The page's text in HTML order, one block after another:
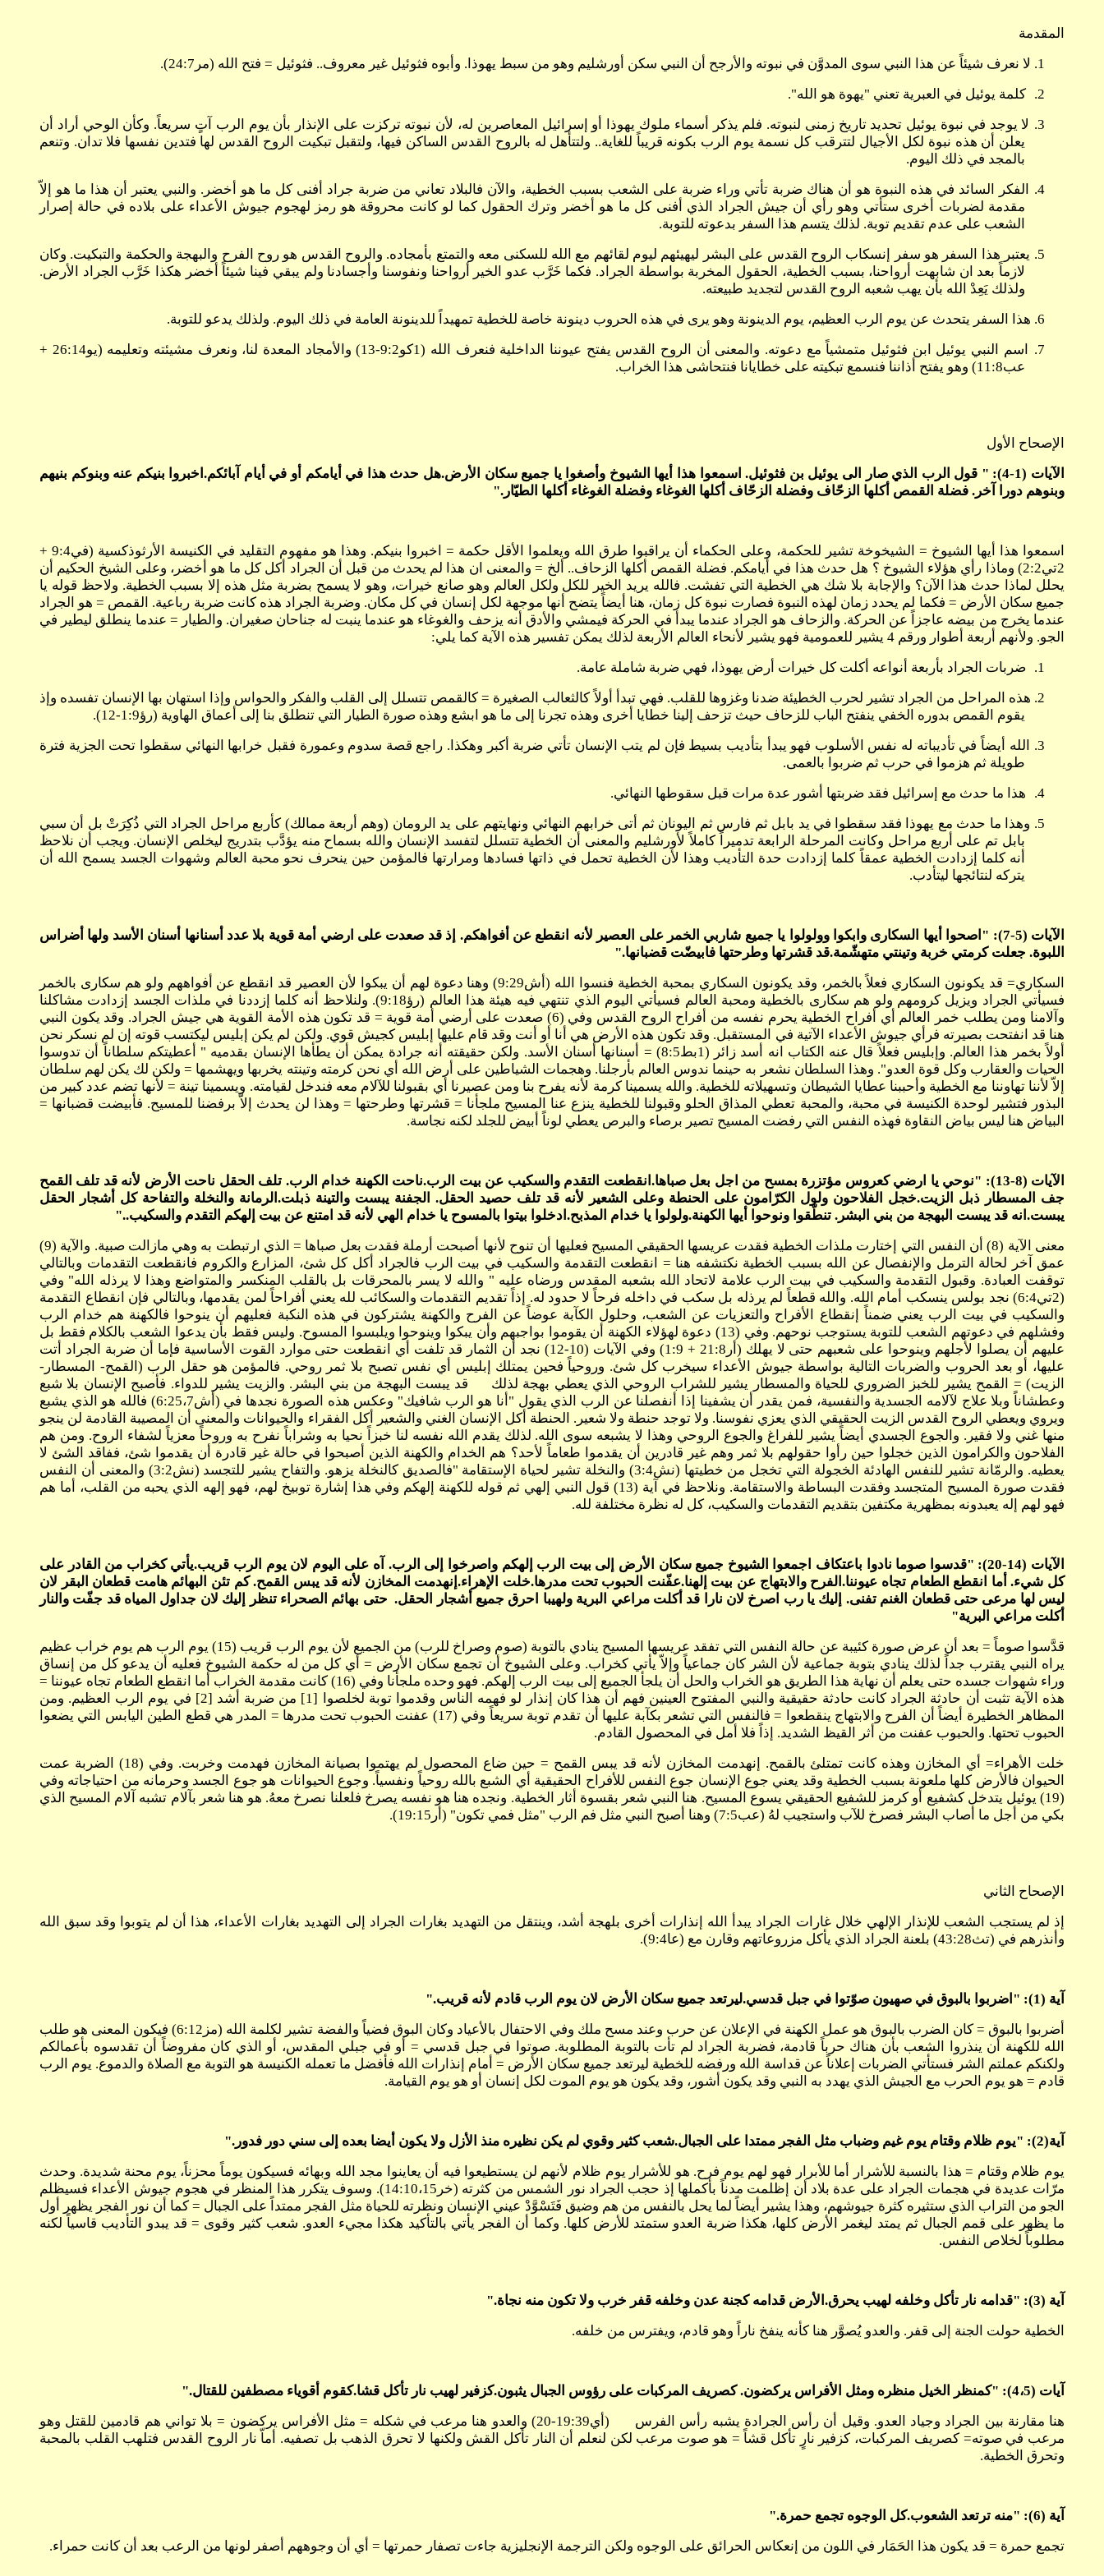
المقدمة
1. لا نعرف شيئاً عن هذا النبي سوى المدوَّن في نبوته والأرجح أن النبي سكن أورشليم وهو من سبط يهوذا. وأبوه فثوئيل غير معروف.. فثوئيل = فتح الله (مر24:7).
2.
كلمة يوئيل في العبرية تعني "يهوة هو الله".
3.
لا يوجد في نبوة يوئيل تحديد تاريخ زمنى لنبوته. فلم يذكر أسماء ملوك يهوذا أو إسرائيل المعاصرين له، لأن نبوته تركزت على الإنذار بأن يوم الرب آتٍ سريعاً. وكأن الوحي أراد أن
يعلن أن هذه نبوة لكل الأجيال لتترقب كل نسمة يوم الرب بكونه قريباً للغاية.. ولتتأهل له بالروح القدس الساكن فيها، ولتقبل تبكيت الروح القدس لها فتدين نفسها فلا تدان. وتنعم
بالمجد في ذلك اليوم.
4.
الفكر السائد في هذه النبوة هو أن هناك ضربة تأتي وراء ضربة على الشعب بسبب الخطية، والآن فالبلاد تعاني من ضربة جراد أفنى كل ما هو أخضر. والنبي يعتبر أن هذا ما هو إلاّ
مقدمة لضربات أخرى ستأتي وهو رأي أن جيش الجراد الذي أفنى كل ما هو أخضر وترك الحقول كما لو كانت محروقة هو رمز لهجوم جيوش الأعداء على بلاده في حالة إصرار
الشعب على عدم تقديم توبة. لذلك يتسم هذا السفر بدعوته للتوبة.
5. يعتبر هذا السفر هو سفر إنسكاب الروح القدس على البشر ليهيئهم ليوم لقائهم مع الله للسكنى معه والتمتع بأمجاده. والروح القدس هو روح الفرح والبهجة والحكمة والتبكيت. وكان
لازماً بعد ان شابهت أرواحنا، بسبب الخطية، الحقول المخربة بواسطة الجراد. فكما خَرَّب عدو الخير أرواحنا ونفوسنا وأجسادنا ولم يبقي فينا شيئاً أخضر هكذا خَرَّب الجراد الأرض.
ولذلك يَعِدْ الله بأن يهب شعبه الروح القدس لتجديد طبيعته.
6. هذا السفر يتحدث عن يوم الرب العظيم، يوم الدينونة وهو يرى في هذه الحروب دينونة خاصة للخطية تمهيداً للدينونة العامة في ذلك اليوم. ولذلك يدعو للتوبة.
7.
اسم النبي يوئيل ابن فثوئيل متمشياً مع دعوته. والمعنى أن الروح القدس يفتح عيوننا الداخلية فنعرف الله (1كو9:2-13) والأمجاد المعدة لنا، ونعرف مشيئته وتعليمه (يو26:14 +
عب11:8) وهو يفتح أذاننا فنسمع تبكيته على خطايانا فنتحاشى هذا الخراب.
الإصحاح الأول
الآيات (1-4): "
قول الرب الذي صار الى يوئيل بن فثوئيل. اسمعوا هذا أيها الشيوخ وأصغوا يا جميع سكان الأرض.هل حدث هذا في أيامكم أو في أيام آبائكم.اخبروا بنيكم عنه وبنوكم بنيهم
وبنوهم دورا آخر. فضلة القمص أكلها الزحّاف وفضلة الزحّاف أكلها الغوغاء وفضلة الغوغاء أكلها الطيّار."
اسمعوا هذا أيها الشيوخ = الشيخوخة تشير للحكمة، وعلى الحكماء أن يراقبوا طرق الله ويعلموا الأقل حكمة = اخبروا بنيكم. وهذا هو مفهوم التقليد في الكنيسة الأرثوذكسية (في9:4 +
2تي2:2) وماذا رأي هؤلاء الشيوخ ؟ هل حدث هذا في أيامكم. فضلة القمص أكلها الزحاف.. ألخ = والمعنى ان هذا لم يحدث من قبل أن الجراد أكل كل ما هو أخضر، وعلى الشيخ الحكيم أن
يحلل لماذا حدث هذا الآن؟ والإجابة بلا شك هي الخطية التي تفشت. فالله يريد الخير للكل ولكل العالم وهو صانع خيرات، وهو لا يسمح بضربة مثل هذه إلا بسبب الخطية. ولاحظ قوله يا
جميع سكان الأرض = فكما لم يحدد زمان لهذه النبوة فصارت نبوة كل زمان، هنا أيضاً يتضح أنها موجهة لكل إنسان في كل مكان. وضربة الجراد هذه كانت ضربة رباعية. القمص = هو الجراد
عندما يخرج من بيضه عاجزاً عن الحركة. والزحاف هو الجراد عندما يبدأ في الحركة فيمشي والأدق أنه يزحف والغوغاء هو عندما ينبت له جناحان صغيران. والطيار = عندما ينطلق ليطير في
الجو. ولأنهم أربعة أطوار ورقم 4 يشير للعمومية فهو يشير لأنحاء العالم الأربعة لذلك يمكن تفسير هذه الآية كما يلي:
1.
ضربات الجراد بأربعة أنواعه أكلت كل خيرات أرض يهوذا، فهي ضربة شاملة عامة.
2. هذه المراحل من الجراد تشير لحرب الخطيئة ضدنا وغزوها للقلب. فهي تبدأ أولاً كالثعالب الصغيرة = كالقمص تتسلل إلى القلب والفكر والحواس وإذا استهان بها الإنسان تفسده وإذ
يقوم القمص بدوره الخفي ينفتح الباب للزحاف حيث تزحف إلينا خطايا أخرى وهذه تجرنا إلى ما هو ابشع وهذه صورة الطيار التي تنطلق بنا إلى أعماق الهاوية (رؤ1:9-12).
3.
الله أيضاً في تأديباته له نفس الأسلوب فهو يبدأ بتأديب بسيط فإن لم يتب الإنسان تأتي ضربة أكبر وهكذا. راجع قصة سدوم وعمورة فقبل خرابها النهائي سقطوا تحت الجزية فترة
طويلة ثم هزموا في حرب ثم ضربوا بالعمى.
4.
هذا ما حدث مع إسرائيل فقد ضربتها أشور عدة مرات قبل سقوطها النهائي.
5. وهذا ما حدث مع يهوذا فقد سقطوا في يد بابل ثم فارس ثم اليونان ثم أتى خرابهم النهائي ونهايتهم على يد الرومان (وهم أربعة ممالك) كأربع مراحل الجراد التي ذُكِرَتْ بل أن سبي
بابل تم على أربع مراحل وكانت المرحلة الرابعة تدميراً كاملاً لأورشليم والمعنى أن الخطية تتسلل لتفسد الإنسان والله بسماح منه يؤدَّب بتدريج ليخلص الإنسان. ويجب أن نلاحظ
أنه كلما إزدادت الخطية عمقاً كلما إزدادت حدة التأديب وهذا لأن الخطية تحمل في ذاتها فسادها ومرارتها فالمؤمن حين ينحرف نحو محبة العالم وشهوات الجسد يسمح الله أن
يتركه لنتائجها ليتأدب.
الآيات (5-7): "اصحوا أيها السكارى وابكوا وولولوا يا جميع شاربي الخمر على العصير لأنه انقطع عن أفواهكم. إذ قد صعدت على ارضي أمة قوية بلا عدد أسنانها أسنان الأسد ولها أضراس
اللبوة. جعلت كرمتي خربة وتينتي متهشّمة.قد قشرتها وطرحتها فابيضّت قضبانها."
السكاري= قد يكونون السكاري فعلاً بالخمر، وقد يكونون السكاري بمحبة الخطية فنسوا الله (أش9:29) وهنا دعوة لهم أن يبكوا لأن العصير قد انقطع عن أفواههم ولو هم سكارى بالخمر
فسيأتي الجراد ويزيل كرومهم ولو هم سكارى بالخطية ومحبة العالم فسيأتي اليوم الذي تنتهي فيه هيئة هذا العالم (رؤ9:18). ولنلاحظ أنه كلما إزددنا في ملذات الجسد إزدادت مشاكلنا
وآلامنا ومن يطلب خمر العالم أي أفراح الخطية يحرم نفسه من أفراح الروح القدس وفي (6) صعدت على أرضي أمة قوية = قد تكون هذه الأمة القوية هي جيش الجراد. وقد يكون النبي
هنا قد انفتحت بصيرته فرأي جيوش الأعداء الآتية في المستقبل. وقد تكون هذه الأرض هي أنا أو أنت وقد قام عليها إبليس كجيش قوي. ولكن لم يكن إبليس ليكتسب قوته إن لم نسكر نحن
أولاً بخمر هذا العالم. وإبليس فعلاً قال عنه الكتاب انه أسد زائر (1بط8:5) = أسنانها أسنان الأسد. ولكن حقيقته أنه جرادة يمكن أن يطأها الإنسان بقدميه " أعطيتكم سلطاناً أن تدوسوا
الحيات والعقارب وكل قوة العدو". وهذا السلطان نشعر به حينما ندوس العالم بأرجلنا. وهجمات الشياطين على أرض الله أي نحن كرمته وتينته يخربها ويهشمها = ولكن لك يكن لهم سلطان
إلاّ لأننا تهاوننا مع الخطية وأحببنا عطايا الشيطان وتسهيلاته للخطية. والله يسمينا كرمة لأنه يفرح بنا ومن عصيرنا أي بقبولنا للآلام معه فندخل لقيامته. ويسمينا تينة = لأنها تضم عدد كبير من
البذور فتشير لوحدة الكنيسة في محبة، والمحبة تعطي المذاق الحلو وقبولنا للخطية ينزع عنا المسيح ملجأنا = قشرتها وطرحتها = وهذا لن يحدث إلاّ برفضنا للمسيح. فأبيضت قضبانها =
البياض هنا ليس بياض النقاوة فهذه النفس التي رفضت المسيح تصير برصاء والبرص يعطي لوناً أبيض للجلد لكنه نجاسة.
الآيات (8-13): "نوحي يا ارضي كعروس مؤتزرة بمسح من اجل بعل صباها.انقطعت التقدم والسكيب عن بيت الرب.ناحت الكهنة خدام الرب. تلف الحقل ناحت الأرض لأنه قد تلف القمح
جف المسطار ذبل الزيت.خجل الفلاحون ولول الكرّامون على الحنطة وعلى الشعير لأنه قد تلف حصيد الحقل. الجفنة يبست والتينة ذبلت.الرمانة والنخلة والتفاحة كل أشجار الحقل
يبست.انه قد يبست البهجة من بني البشر. تنطّقوا ونوحوا أيها الكهنة.ولولوا يا خدام المذبح.ادخلوا بيتوا بالمسوح يا خدام الهي لأنه قد امتنع عن بيت إلهكم التقدم والسكيب.."
معنى الآية (8) أن النفس التي إختارت ملذات الخطية فقدت عريسها الحقيقي المسيح فعليها أن تنوح لأنها أصبحت أرملة فقدت بعل صباها = الذي ارتبطت به وهي مازالت صبية. والآية (9)
عمق آخر لحالة الترمل والإنفصال عن الله بسبب الخطية نكتشفه هنا = انقطعت التقدمة والسكيب في بيت الرب فالجراد أكل كل شئ، المزارع والكروم فانقطعت التقدمات وبالتالي
توقفت العبادة. وقبول التقدمة والسكيب في بيت الرب علامة لاتحاد الله بشعبه المقدس ورضاه عليه " والله لا يسر بالمحرقات بل بالقلب المنكسر والمتواضع وهذا لا يرذله الله" وفي
(2تي6:4) نجد بولس ينسكب أمام الله. والله قطعاً لم يرذله بل سكب في داخله فرحاً لا حدود له. إذاً تقديم التقدمات والسكائب لله يعني أفراحاً لمن يقدمها، وبالتالي فإن انقطاع التقدمة
والسكيب في بيت الرب يعني ضمناً إنقطاع الأفراح والتعزيات عن الشعب، وحلول الكآبة عوضاً عن الفرح والكهنة يشتركون في هذه النكبة فعليهم أن ينوحوا فالكهنة هم خدام الرب
وفشلهم في دعوتهم الشعب للتوبة يستوجب نوحهم. وفي (13) دعوة لهؤلاء الكهنة أن يقوموا بواجبهم وأن يبكوا وينوحوا ويلبسوا المسوح. وليس فقط بأن يدعوا الشعب بالكلام فقط بل
عليهم أن يصلوا لأجلهم وينوحوا على شعبهم حتى لا يهلك (أر21:8 + 1:9) وفي الآيات (10-12) نجد أن الثمار قد تلفت أي انقطعت حتى موارد القوت الأساسية فإما أن ضربة الجراد أتت
عليها، أو بعد الحروب والضربات التالية بواسطة جيوش الأعداء سيخرب كل شئ. وروحياً فحين يمتلك إبليس أي نفس تصبح بلا ثمر روحي. فالمؤمن هو حقل الرب (القمح- المسطار-
الزيت) = القمح يشير للخبز الضروري للحياة والمسطار يشير للشراب الروحي الذي يعطي بهجة لذلك قد يبست البهجة من بني البشر. والزيت يشير للدواء. فأصبح الإنسان بلا شبع
وعطشاناً وبلا علاج لآلامه الجسدية والنفسية، فمن يقدر أن يشفينا إذا أنفصلنا عن الرب الذي يقول "أنا هو الرب شافيك" وعكس هذه الصورة نجدها في (أش6:25،7) فالله هو الذي يشبع
ويروي ويعطي الروح القدس الزيت الحقيقي الذي يعزي نفوسنا. ولا توجد حنطة ولا شعير. الحنطة أكل الإنسان الغني والشعير أكل الفقراء والحيوانات والمعنى أن المصيبة القادمة لن ينجو
منها غني ولا فقير. والجوع الجسدي أيضاً يشير للفراغ والجوع الروحي وهذا لا يشبعه سوى الله. لذلك يقدم الله نفسه لنا خبزاً نحيا به وشراباً نفرح به وروحاً معزياً لشفاء الروح. ومن هم
الفلاحون والكرامون الذين خجلوا حين رأوا حقولهم بلا ثمر وهم غير قادرين أن يقدموا طعاماً لأحد؟ هم الخدام والكهنة الذين أصبحوا في حالة غير قادرة أن يقدموا شئ، ففاقد الشئ لا
يعطيه. والرمّانة تشير للنفس الهادئة الخجولة التي تخجل من خطيتها (نش3:4) والنخلة تشير لحياة الإستقامة "فالصديق كالنخلة يزهو. والتفاح يشير للتجسد (نش3:2) والمعنى أن النفس
فقدت صورة المسيح المتجسد وفقدت البساطة والاستقامة. ونلاحظ في آية (13) قول النبي إلهي ثم قوله للكهنة إلهكم وفي هذا إشارة توبيخ لهم، فهو إلهه الذي يحبه من القلب، أما هم
فهو لهم إله يعبدونه بمظهرية مكتفين بتقديم التقدمات والسكيب، كل له نظرة مختلفة لله.
الآيات (14-20): "قدسوا صوما نادوا باعتكاف اجمعوا الشيوخ جميع سكان الأرض إلى بيت الرب إلهكم واصرخوا إلى الرب. آه على اليوم لان يوم الرب قريب.يأتي كخراب من القادر على
كل شيء. أما انقطع الطعام تجاه عيوننا.الفرح والابتهاج عن بيت إلهنا.عفّنت الحبوب تحت مدرها.خلت الإهراء.إنهدمت المخازن لأنه قد يبس القمح. كم تئن البهائم هامت قطعان البقر لان
ليس لها مرعى حتى قطعان الغنم تفنى. إليك يا رب اصرخ لان نارا قد أكلت مراعي البرية ولهيبا احرق جميع أشجار الحقل. حتى بهائم الصحراء تنظر إليك لان جداول المياه قد جفّت والنار
أكلت مراعي البرية"
قدَّسوا صوماً = بعد أن عرض صورة كئيبة عن حالة النفس التي تفقد عريسها المسيح ينادي بالتوبة (صوم وصراخ للرب) من الجميع لأن يوم الرب قريب (15) يوم الرب هم يوم خراب عظيم
يراه النبي يقترب جداً لذلك ينادي بتوبة جماعية لأن الشر كان جماعياً وإلاّ يأتي كخراب. وعلى الشيوخ أن تجمع سكان الأرض = أي كل من له حكمة الشيوخ فعليه أن يدعو كل من إنساق
وراء شهوات جسده حتى يعلم أن نهاية هذا الطريق هو الخراب والحل أن يلجأ الجميع إلى بيت الرب إلهكم. فهو وحده ملجأنا وفي (16) كانت مقدمة الخراب أما انقطع الطعام تجاه عيوننا =
هذه الآية تثبت أن حادثة الجراد كانت حادثة حقيقية والنبي المفتوح العينين فهم أن هذا كان إنذار لو فهمه الناس وقدموا توبة لخلصوا [1] من ضربة أشد [2] في يوم الرب العظيم. ومن
المظاهر الخطيرة أيضاً أن الفرح والابتهاج ينقطعوا = فالنفس التي تشعر بكآبة عليها أن تقدم توبة سريعاً وفي (17) عفنت الحبوب تحت مدرها = المدر هي قطع الطين اليابس التي يضعوا
الحبوب تحتها. والحبوب عفنت من أثر القيظ الشديد. إذاً فلا أمل في المحصول القادم.
خلت الأهراء= أي المخازن وهذه كانت تمتلئ بالقمح. إنهدمت المخازن لأنه قد يبس القمح = حين ضاع المحصول لم يهتموا بصيانة المخازن فهدمت وخربت. وفي (18) الضربة عمت
الحيوان فالأرض كلها ملعونة بسبب الخطية وقد يعني جوع الإنسان جوع النفس للأفراح الحقيقية أي الشبع بالله روحياً ونفسياً. وجوع الحيوانات هو جوع الجسد وحرمانه من احتياجاته وفي
(19) يوئيل يتدخل كشفيع أو كرمز للشفيع الحقيقي يسوع المسيح. هنا النبي شعر بقسوة أثار الخطية. ونجده هنا هو نفسه يصرخ فلعلنا نصرخ معهُ. هو هنا شعر بآلام تشبه آلام المسيح الذي
بكي من أجل ما أصاب البشر فصرخ للآب واستجيب لهُ (عب7:5) وهنا أصبح النبي مثل فم الرب "مثل فمي تكون" (أر19:15).
الإصحاح الثاني
إذ لم يستجب الشعب للإنذار الإلهي خلال غارات الجراد يبدأ الله إنذارات أخرى بلهجة أشد، وينتقل من التهديد بغارات الجراد إلى التهديد بغارات الأعداء، هذا أن لم يتوبوا وقد سبق الله
وأنذرهم في (تث43:28) بلعنة الجراد الذي يأكل مزروعاتهم وقارن مع (عا9:4).
آية (1): "اضربوا بالبوق في صهيون صوّتوا في جبل قدسي.ليرتعد جميع سكان الأرض لان يوم الرب قادم لأنه قريب."
أضربوا بالبوق = كان الضرب بالبوق هو عمل الكهنة في الإعلان عن حرب وعند مسح ملك وفي الاحتفال بالأعياد وكان البوق فضياً والفضة تشير لكلمة الله (مز6:12) فيكون المعنى هو طلب
الله للكهنة أن ينذروا الشعب بأن هناك حرباً قادمة، فضربة الجراد لم تأت بالتوبة المطلوبة. صوتوا في جبل قدسي = أو في جبلي المقدس، أو الذي كان مفروضاً أن تقدسوه بأعمالكم
ولكنكم عملتم الشر فستأتي الضربات إعلاناً عن قداسة الله ورفضه للخطية ليرتعد جميع سكان الأرض = أمام إنذارات الله فأفضل ما تعمله الكنيسة هو التوبة مع الصلاة والدموع. يوم الرب
قادم = هو يوم الحرب مع الجيش الذي يهدد به النبي وقد يكون أشور، وقد يكون هو يوم الموت لكل إنسان أو هو يوم القيامة.
آية(2): "يوم ظلام وقتام يوم غيم وضباب مثل الفجر ممتدا على الجبال.شعب كثير وقوي لم يكن نظيره منذ الأزل ولا يكون أيضا بعده إلى سني دور فدور."
يوم ظلام وقتام = هذا بالنسبة للأشرار أما للأبرار فهو لهم يوم فرح. هو للأشرار يوم ظلام لأنهم لن يستطيعوا فيه أن يعاينوا مجد الله وبهائه فسيكون يوماً محزناً، يوم محنة شديدة. وحدث
مرّات عديدة في هجمات الجراد على عدة بلاد أن إظلمت مدناً بأكملها إذ حجب الجراد نور الشمس من كثرته (خر14:10،15). وسوف يتكرر هذا المنظر في هجوم جيوش الأعداء فسيظلم
الجو من التراب الذي ستثيره كثرة جيوشهم، وهذا يشير أيضاً لما يحل بالنفس من هم وضيق فَتَسْوَّدْ عيني الإنسان ونظرته للحياة مثل الفجر ممتداً على الجبال = كما أن نور الفجر يظهر أول
ما يظهر على قمم الجبال ثم يمتد ليغمر الأرض كلها، هكذا ضربة العدو ستمتد للأرض كلها. وكما أن الفجر يأتي بالتأكيد هكذا مجيء العدو. شعب كثير وقوى = قد يبدو التأديب قاسياً لكنه
مطلوباً لخلاص النفس.
آية (3): "قدامه نار تأكل وخلفه لهيب يحرق.الأرض قدامه كجنة عدن وخلفه قفر خرب ولا تكون منه نجاة."
الخطية حولت الجنة إلى قفر. والعدو يُصوَّر هنا كأنه ينفخ ناراً وهو قادم، ويفترس من خلفه.
آيات (4،5): "كمنظر الخيل منظره ومثل الأفراس يركضون. كصريف المركبات على رؤوس الجبال يثبون.كزفير لهيب نار تأكل قشا.كقوم أقوياء مصطفين للقتال."
هنا مقارنة بين الجراد وجياد العدو. وقيل أن رأس الجرادة يشبه رأس الفرس (أي19:39-20) والعدو هنا مرعب في شكله = مثل الأفراس يركضون = بلا تواني هم قادمين للقتل وهو
مرعب في صوته= كصريف المركبات، كزفير نارٍ تأكل قشاً = هو صوت مرعب لكن لنعلم أن النار تأكل القش ولكنها لا تحرق الذهب بل تصفيه. أماّ نار الروح القدس فتلهب القلب بالمحبة
وتحرق الخطية.
آية (6): "منه ترتعد الشعوب.كل الوجوه تجمع حمرة."
تجمع حمرة = قد يكون هذا الحَمَار في اللون من إنعكاس الحرائق على الوجوه ولكن الترجمة الإنجليزية جاءت تصفار حمرتها = أي أن وجوههم أصفر لونها من الرعب بعد أن كانت حمراء.